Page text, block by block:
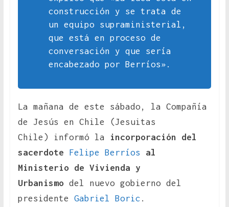
construcción y se trata de
un equipo supraministerial,
que está en proceso de
conversación y que sería
encabezado por Berríos».
La mañana de este sábado, la Compañía
de Jesús en Chile (Jesuitas
Chile) informó la incorporación del
sacerdote Felipe Berríos
al
Ministerio de Vivienda y
Urbanismo del nuevo gobierno del
presidente Gabriel Boric .